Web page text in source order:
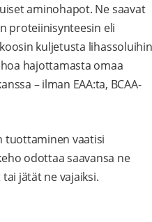
aminohapot. Ne saavat
proteiinisynteesin eli
kuljetusta lihassoluihin
hajottamasta omaa
– ilman EAA:ta, BCAA-
tuottaminen vaatisi
odottaa saavansa ne
jätät ne vajaiksi.